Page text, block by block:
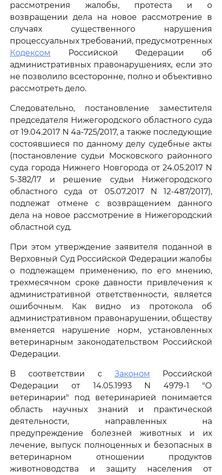
рассмотрения жалобы, протеста и о
возвращении дела на новое рассмотрение в
случаях существенного нарушения
процессуальных требований, предусмотренных
Кодексом
Российской Федерации об
административных правонарушениях, если это
не позволило всесторонне, полно и объективно
рассмотреть дело.
Следовательно, постановление заместителя
председателя Нижегородского областного суда
от 19.04.2017 N 4а-725/2017, а также последующие
состоявшиеся по данному делу судебные акты
(постановление судьи Московского районного
суда города Нижнего Новгорода от 24.05.2017 N
5-382/17 и решение судьи Нижегородского
областного суда от 05.07.2017 N 12-487/2017),
подлежат отмене с возвращением данного
дела на новое рассмотрение в Нижегородский
областной суд.
При этом утверждение заявителя поданной в
Верховный Суд Российской Федерации жалобы
о подлежащем применению, по его мнению,
трехмесячном сроке давности привлечения к
административной ответственности, является
ошибочным. Как видно из протокола об
административном правонарушении, обществу
вменяется нарушение норм, установленных
ветеринарным законодательством Российской
Федерации.
В соответствии с Законом Российской
Федерации от 14.05.1993 N 4979-1 "О
ветеринарии" под ветеринарией понимается
область научных знаний и практической
деятельности, направленных на
предупреждение болезней животных и их
лечение, выпуск полноценных и безопасных в
ветеринарном отношении продуктов
животноводства и защиту населения от